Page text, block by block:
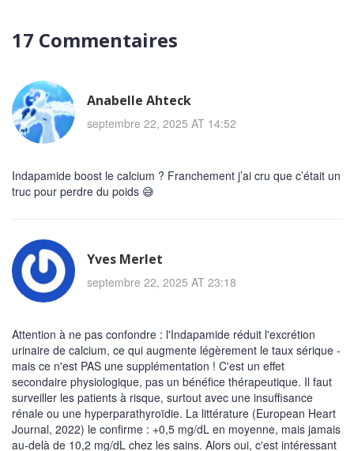
17 Commentaires
Anabelle Ahteck
septembre 22, 2025 AT 14:52
Indapamide boost le calcium ? Franchement j’ai cru que c’était un
truc pour perdre du poids 😅
Yves Merlet
septembre 22, 2025 AT 23:18
Attention à ne pas confondre : l'Indapamide réduit l'excrétion
urinaire de calcium, ce qui augmente légèrement le taux sérique -
mais ce n'est PAS une supplémentation ! C'est un effet
secondaire physiologique, pas un bénéfice thérapeutique. Il faut
surveiller les patients à risque, surtout avec une insuffisance
rénale ou une hyperparathyroïdie. La littérature (European Heart
Journal, 2022) le confirme : +0,5 mg/dL en moyenne, mais jamais
au-delà de 10,2 mg/dL chez les sains. Alors oui, c'est intéressant